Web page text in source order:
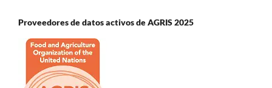
Proveedores de datos activos de AGRIS 2025